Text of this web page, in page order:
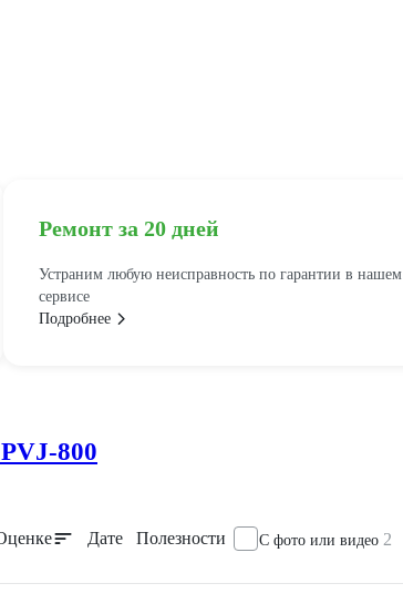
Ремонт за 20 дней
Устраним любую неисправность по гарантии в нашем
сервисе
Подробнее
800
Дате Полезности С фото или видео 2